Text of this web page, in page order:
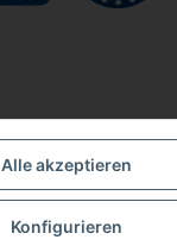
Alle akzeptieren
Konfigurieren